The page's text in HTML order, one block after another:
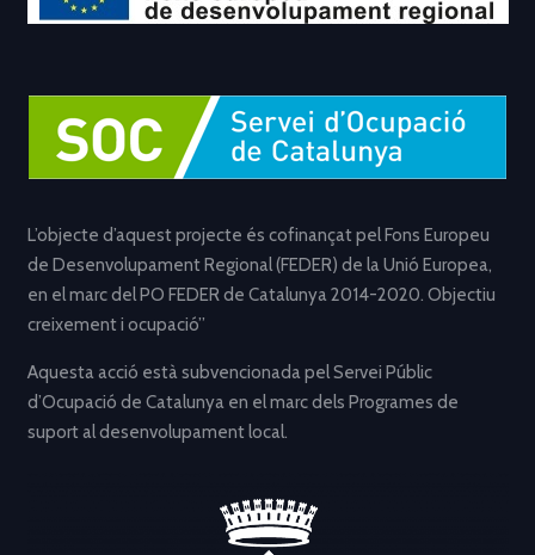
L’objecte d’aquest projecte és cofinançat pel Fons Europeu
de Desenvolupament Regional (FEDER) de la Unió Europea,
en el marc del PO FEDER de Catalunya 2014-2020. Objectiu
creixement i ocupació”
Aquesta acció està subvencionada pel Servei Públic
d’Ocupació de Catalunya en el marc dels Programes de
suport al desenvolupament local.